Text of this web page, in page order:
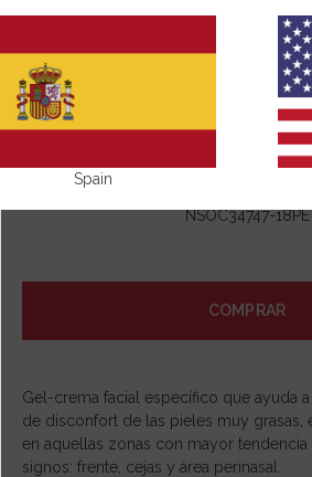
NSOC34747-18PE
COMPRAR
Gel-crema facial específico que ayuda
de disconfort de las pieles muy grasas,
en aquellas zonas con mayor tendencia
signos: frente, cejas y área perinasal.
Spain